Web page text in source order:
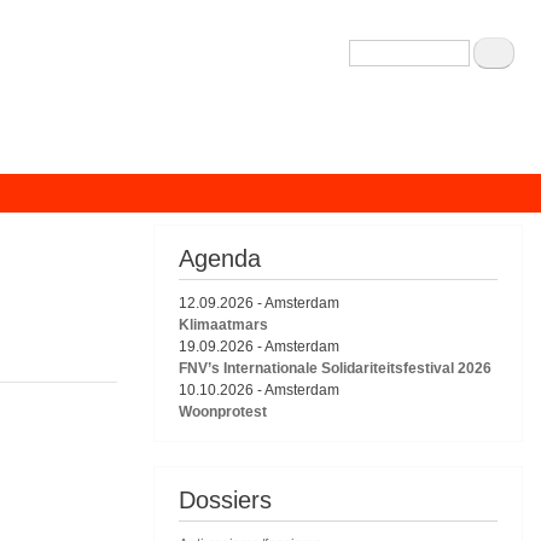
Zoeken
Agenda
12.09.2026 -Amsterdam
Klimaatmars
19.09.2026 -Amsterdam
FNV’s Internationale Solidariteitsfestival 2026
10.10.2026 -Amsterdam
Woonprotest
Dossiers